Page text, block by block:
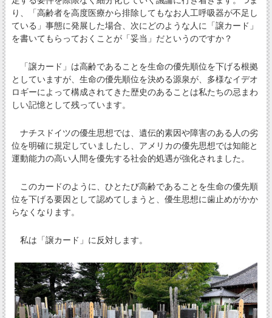
り、「高齢者を高度医療から排除してもなお人工呼吸器が不足し
ている」事態に発展した場合、次にどのような人に「譲カード」
を書いてもらっておくことが「妥当」だというのですか？
「譲カード」は高齢であることを生命の優先順位を下げる根拠
としていますが、生命の優先順位を決める源泉が、多様なイデオ
ロギーによって構成されてきた歴史のあることは私たちの忌まわ
しい記憶として残っています。
ナチスドイツの優生思想では、遺伝的素因や障害のある人の劣
位を明確に規定していましたし、アメリカの優先思想では知能と
運動能力の高い人間を優先する社会的処遇が強化されました。
このカードのように、ひとたび高齢であることを生命の優先順
位を下げる要因として認めてしまうと、優生思想に歯止めがかか
らなくなります。
私は「譲カード」に反対します。